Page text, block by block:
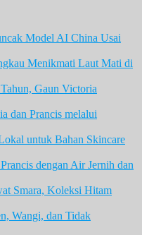
Model AI China Usai
Menikmati Laut Mati di
Gaun Victoria
dan Prancis melalui
untuk Bahan Skincare
dengan Air Jernih dan
Smara, Koleksi Hitam
Wangi, dan Tidak